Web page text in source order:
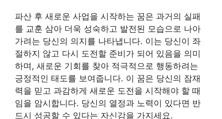
파산 후 새로운 사업을 시작하는 꿈은 과거의 실패
를 교훈 삼아 더욱 성숙하고 발전된 모습으로 나아
가려는 당신의 의지를 나타냅니다. 이는 당신이 좌
절하지 않고 다시 도전할 준비가 되어 있음을 의미
하며, 새로운 기회를 찾아 적극적으로 행동하려는
긍정적인 태도를 보여줍니다. 이 꿈은 당신의 잠재
력을 믿고 과감하게 새로운 도전을 시작해야 할 때
임을 암시합니다. 당신의 열정과 노력이 있다면 반
드시 성공할 수 있다는 자신감을 가지세요.